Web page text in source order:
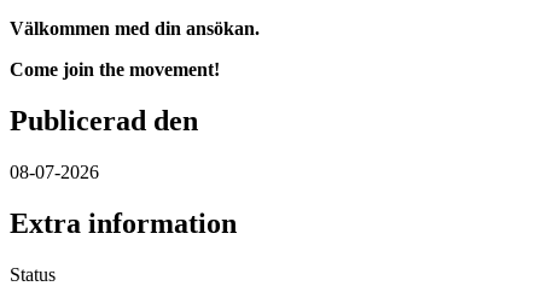
Välkommen med din ansökan.
Come join the movement!
Publicerad den
08-07-2026
Extra information
Status